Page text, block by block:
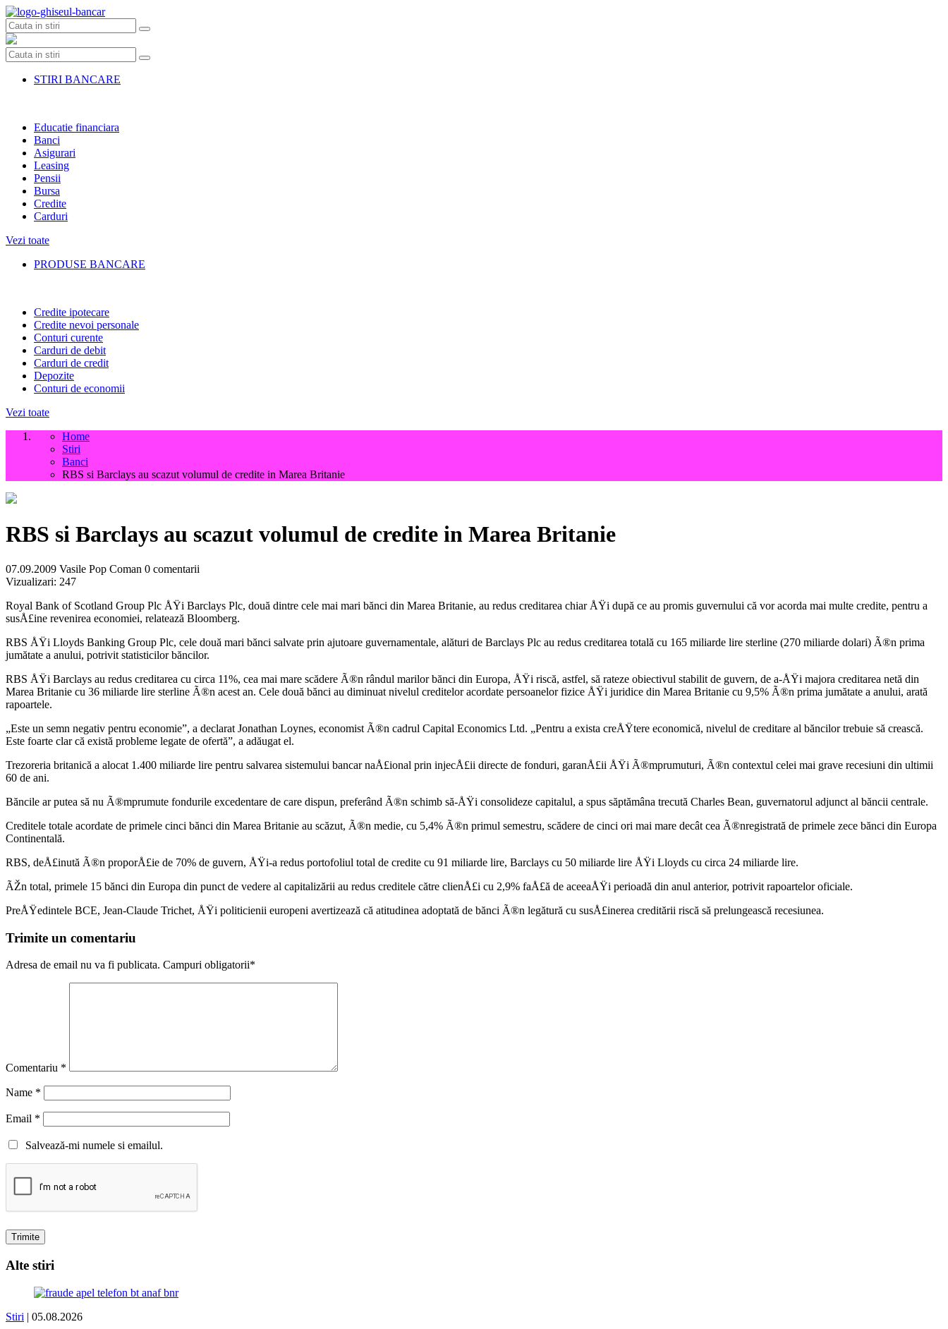
Skip
to
content
STIRI BANCARE
Educatie financiara
Banci
Asigurari
Leasing
Pensii
Bursa
Credite
Carduri
Vezi toate
PRODUSE BANCARE
Credite ipotecare
Credite nevoi personale
Conturi curente
Carduri de debit
Carduri de credit
Depozite
Conturi de economii
Vezi toate
Home
Stiri
Banci
RBS si Barclays au scazut volumul de credite in Marea Britanie
RBS si Barclays au scazut volumul de credite in Marea Britanie
07.09.2009 Vasile Pop Coman 0 comentarii
Vizualizari: 247
Royal Bank of Scotland Group Plc ÅŸi Barclays Plc, două dintre cele mai mari bănci din Marea Britanie, au redus creditarea chiar ÅŸi după ce au promis guvernului că vor acorda mai multe credite, pentru a
susÅ£ine revenirea economiei, relatează Bloomberg.
RBS ÅŸi Lloyds Banking Group Plc, cele două mari bănci salvate prin ajutoare guvernamentale, alături de Barclays Plc au redus creditarea totală cu 165 miliarde lire sterline (270 miliarde dolari) Ã®n prima
jumătate a anului, potrivit statisticilor băncilor.
RBS ÅŸi Barclays au redus creditarea cu circa 11%, cea mai mare scădere Ã®n rândul marilor bănci din Europa, ÅŸi riscă, astfel, să rateze obiectivul stabilit de guvern, de a-ÅŸi majora creditarea netă din
Marea Britanie cu 36 miliarde lire sterline Ã®n acest an. Cele două bănci au diminuat nivelul creditelor acordate persoanelor fizice ÅŸi juridice din Marea Britanie cu 9,5% Ã®n prima jumătate a anului, arată
rapoartele.
„Este un semn negativ pentru economie”, a declarat Jonathan Loynes, economist Ã®n cadrul Capital Economics Ltd. „Pentru a exista creÅŸtere economică, nivelul de creditare al băncilor trebuie să crească.
Este foarte clar că există probleme legate de ofertă”, a adăugat el.
Trezoreria britanică a alocat 1.400 miliarde lire pentru salvarea sistemului bancar naÅ£ional prin injecÅ£ii directe de fonduri, garanÅ£ii ÅŸi Ã®mprumuturi, Ã®n contextul celei mai grave recesiuni din ultimii
60 de ani.
Băncile ar putea să nu Ã®mprumute fondurile excedentare de care dispun, preferând Ã®n schimb să-ÅŸi consolideze capitalul, a spus săptămâna trecută Charles Bean, guvernatorul adjunct al băncii centrale.
Creditele totale acordate de primele cinci bănci din Marea Britanie au scăzut, Ã®n medie, cu 5,4% Ã®n primul semestru, scădere de cinci ori mai mare decât cea Ã®nregistrată de primele zece bănci din Europa
Continentală.
RBS, deÅ£inută Ã®n proporÅ£ie de 70% de guvern, ÅŸi-a redus portofoliul total de credite cu 91 miliarde lire, Barclays cu 50 miliarde lire ÅŸi Lloyds cu circa 24 miliarde lire.
ÃŽn total, primele 15 bănci din Europa din punct de vedere al capitalizării au redus creditele către clienÅ£i cu 2,9% faÅ£ă de aceeaÅŸi perioadă din anul anterior, potrivit rapoartelor oficiale.
PreÅŸedintele BCE, Jean-Claude Trichet, ÅŸi politicienii europeni avertizează că atitudinea adoptată de bănci Ã®n legătură cu susÅ£inerea creditării riscă să prelungească recesiunea.
Trimite un comentariu
Adresa de email nu va fi publicata. Campuri obligatorii*
Comentariu *
Name *
Email *
Salvează-mi numele si emailul.
Alte stiri
Stiri | 05.08.2026